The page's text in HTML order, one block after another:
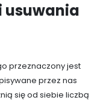
usuwania
przeznaczony jest
przez nas
się od siebie liczbą